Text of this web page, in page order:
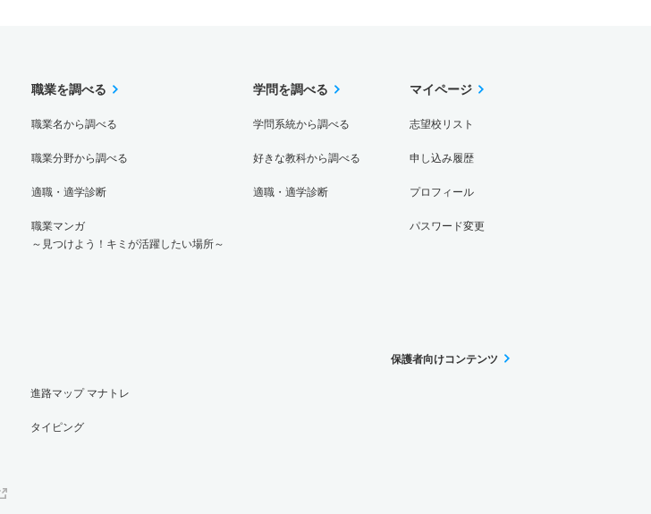
職業を調べる
職業名から調べる
職業分野から調べる
適職・適学診断
職業マンガ
～見つけよう！キミが活躍したい場所～
学問を調べる
学問系統から調べる
好きな教科から調べる
適職・適学診断
マイページ
志望校リスト
申し込み履歴
プロフィール
パスワード変更
進路マップ マナトレ
タイピング
保護者向けコンテンツ